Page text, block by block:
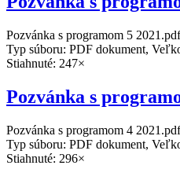
Pozvánka s programom 5 2021.pdf
Typ súboru: PDF dokument,
Stiahnuté: 247×
Pozvánka s
Pozvánka s programom 4 2021.pdf
Typ súboru: PDF dokument,
Stiahnuté: 296×